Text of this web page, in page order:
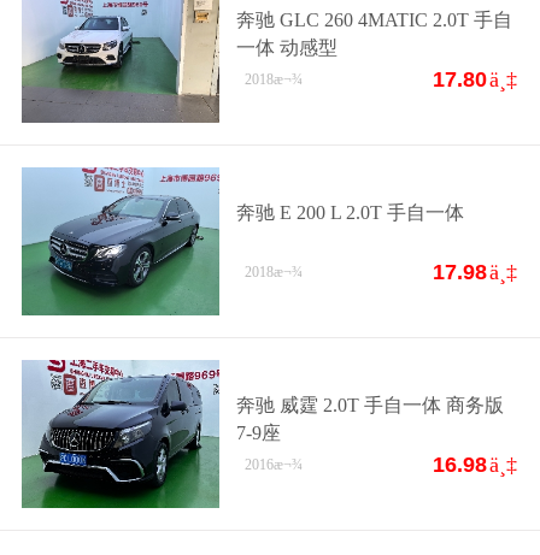
奔驰 GLC 260 4MATIC 2.0T 手自
一体 动感型
17.80ä¸‡
2018æ¬¾
奔驰 E 200 L 2.0T 手自一体
17.98ä¸‡
2018æ¬¾
奔驰 威霆 2.0T 手自一体 商务版
7-9座
16.98ä¸‡
2016æ¬¾